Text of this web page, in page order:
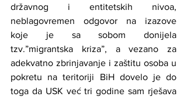
državnog i entitetskih nivoa,
neblagovremen odgovor na izazove
koje je sa sobom donijela
tzv.”migrantska kriza”, a vezano za
adekvatno zbrinjavanje i zaštitu osoba u
pokretu na teritoriji BiH dovelo je do
toga da USK već tri godine sam rješava